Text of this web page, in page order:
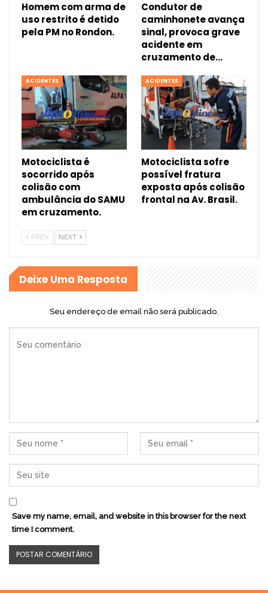
Homem com arma de
uso restrito é detido
pela PM no Rondon.
Condutor de
caminhonete avança
sinal, provoca grave
acidente em
cruzamento de…
ACIDENTES
Motociclista é
socorrido após
colisão com
ambulância do SAMU
em cruzamento.
ACIDENTES
Motociclista sofre
possível fratura
exposta após colisão
frontal na Av. Brasil.
PREV NEXT
Deixe Uma Resposta
Seu endereço de email não será publicado.
Save my name, email, and website in this browser for the next
time I comment.